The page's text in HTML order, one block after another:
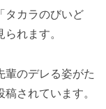
カラのびいど
れます。
輩のデレる姿がた
されています。